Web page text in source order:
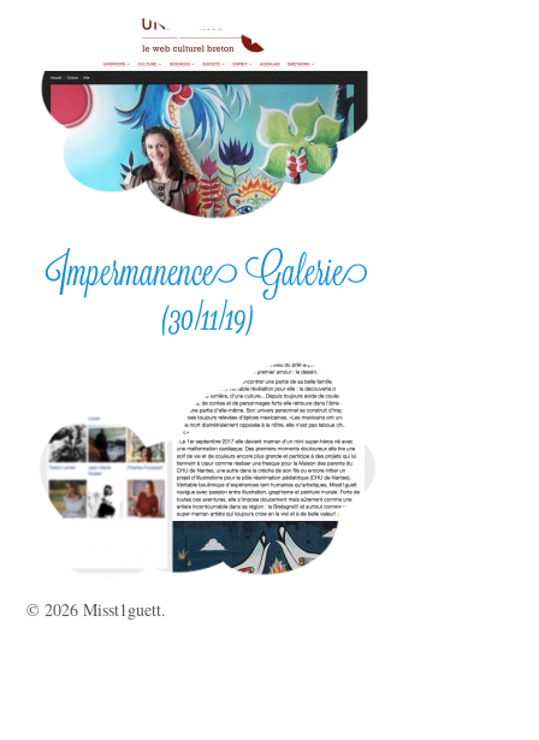
Impermanence Galerie
(30/11/19)
© 2026 Misst1guett.